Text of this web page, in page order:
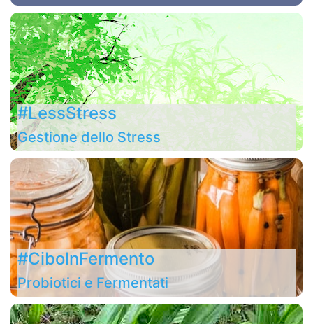
#LessStress
Gestione dello Stress
#CiboInFermento
Probiotici e Fermentati